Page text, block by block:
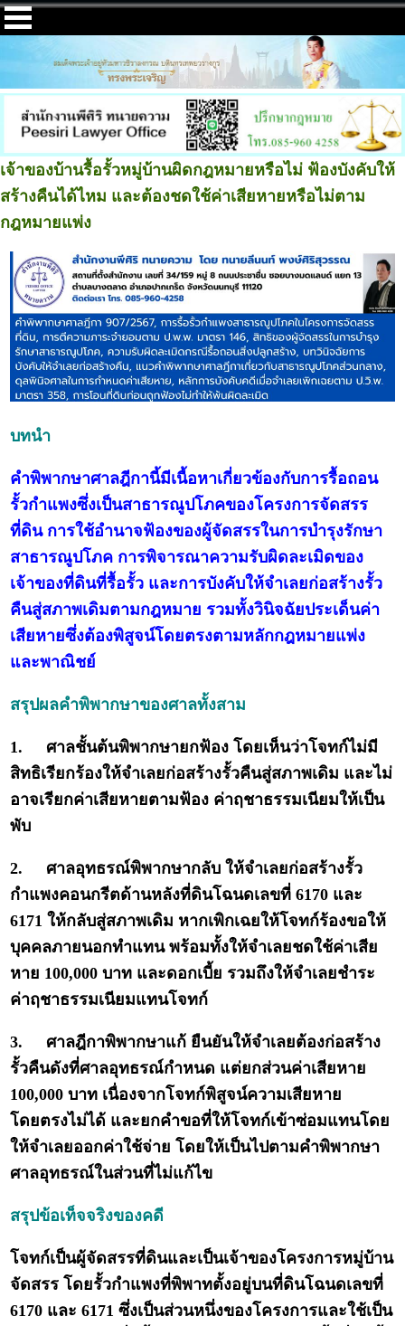
เจ้าของบ้านรื้อรั้วหมู่บ้านผิดกฎหมายหรือไม่ ฟ้องบังคับให้
สร้างคืนได้ไหม และต้องชดใช้ค่าเสียหายหรือไม่ตาม
กฎหมายแพ่ง
บทนำ
คำพิพากษาศาลฎีกานี้มีเนื้อหาเกี่ยวข้องกับการรื้อถอน
รั้วกำแพงซึ่งเป็นสาธารณูปโภคของโครงการจัดสรร
ที่ดิน การใช้อำนาจฟ้องของผู้จัดสรรในการบำรุงรักษา
สาธารณูปโภค การพิจารณาความรับผิดละเมิดของ
เจ้าของที่ดินที่รื้อรั้ว และการบังคับให้จำเลยก่อสร้างรั้ว
คืนสู่สภาพเดิมตามกฎหมาย รวมทั้งวินิจฉัยประเด็นค่า
เสียหายซึ่งต้องพิสูจน์โดยตรงตามหลักกฎหมายแพ่ง
และพาณิชย์
สรุปผลคำพิพากษาของศาลทั้งสาม
1.
ศาลชั้นต้นพิพากษายกฟ้อง โดยเห็นว่าโจทก์ไม่มี
สิทธิเรียกร้องให้จำเลยก่อสร้างรั้วคืนสู่สภาพเดิม และไม่
อาจเรียกค่าเสียหายตามฟ้อง ค่าฤชาธรรมเนียมให้เป็น
พับ
2.
ศาลอุทธรณ์พิพากษากลับ ให้จำเลยก่อสร้างรั้ว
กำแพงคอนกรีตด้านหลังที่ดินโฉนดเลขที่ 6170 และ
6171 ให้กลับสู่สภาพเดิม หากเพิกเฉยให้โจทก์ร้องขอให้
บุคคลภายนอกทำแทน พร้อมทั้งให้จำเลยชดใช้ค่าเสีย
หาย 100,000 บาท และดอกเบี้ย รวมถึงให้จำเลยชำระ
ค่าฤชาธรรมเนียมแทนโจทก์
3.
ศาลฎีกาพิพากษาแก้ ยืนยันให้จำเลยต้องก่อสร้าง
รั้วคืนดังที่ศาลอุทธรณ์กำหนด แต่ยกส่วนค่าเสียหาย
100,000 บาท เนื่องจากโจทก์พิสูจน์ความเสียหาย
โดยตรงไม่ได้ และยกคำขอที่ให้โจทก์เข้าซ่อมแทนโดย
ให้จำเลยออกค่าใช้จ่าย โดยให้เป็นไปตามคำพิพากษา
ศาลอุทธรณ์ในส่วนที่ไม่แก้ไข
สรุปข้อเท็จจริงของคดี
โจทก์เป็นผู้จัดสรรที่ดินและเป็นเจ้าของโครงการหมู่บ้าน
จัดสรร โดยรั้วกำแพงที่พิพาทตั้งอยู่บนที่ดินโฉนดเลขที่
6170 และ 6171 ซึ่งเป็นส่วนหนึ่งของโครงการและใช้เป็น